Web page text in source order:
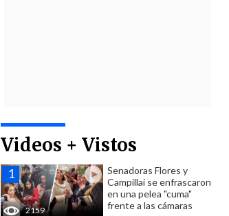
Videos + Vistos
2159
Senadoras Flores y
Campillai se enfrascaron
en una pelea "cuma"
frente a las cámaras